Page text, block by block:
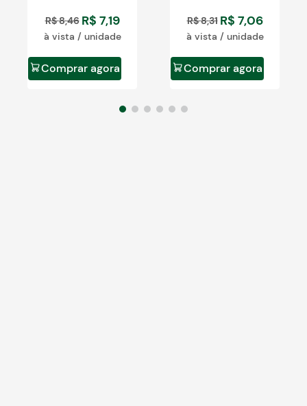
R$8,46 R$ 7,19
à vista / unidade
Comprar agora
R$8,31 R$ 7,06
à vista / unidade
Comprar agora